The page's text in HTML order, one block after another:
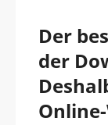
Der
der